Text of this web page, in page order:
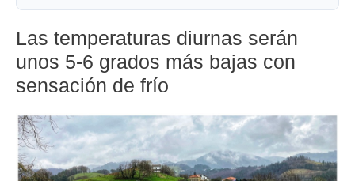
Las temperaturas diurnas serán
unos 5-6 grados más bajas con
sensación de frío